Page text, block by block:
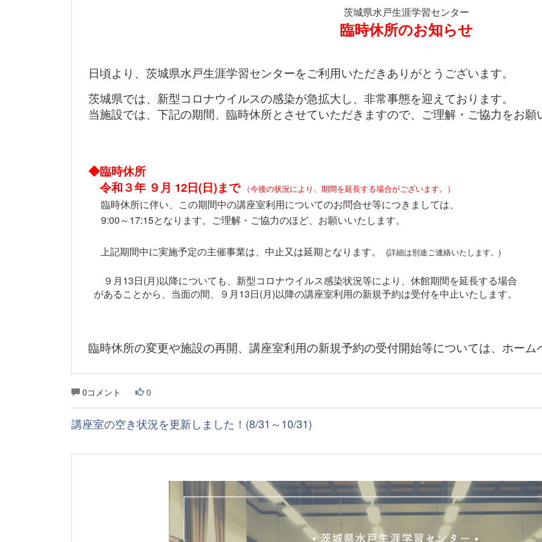
茨城県水戸生涯学習センター
臨時休所のお知らせ
日頃より、茨城県水戸生涯学習センターをご利用いただきありがとうございます。
茨城県では、新型コロナウイルスの感染が急拡大し、非常事態を迎えております。
当施設では、下記の期間、臨時休所とさせていただきますので、ご理解・ご協力をお願
◆臨時休所
令和３年 ９月 12日(日)まで（今後の状況により、期間を延長する場合がございます。）
臨時休所に伴い、この期間中の講座室利用についてのお問合せ等につきましては、
9:00～17:15となります。ご理解・ご協力のほど、お願いいたします。
上記期間中に実施予定の主催事業は、中止又は延期となります。 (詳細は別途ご連絡いたします。)
９月13日(月)以降についても、新型コロナウイルス感染状況等により、休館期間を延長する場合
があることから、当面の間、９月13日(月)以降の講座室利用の新規予約は受付を中止いたします。
臨時休所の変更や施設の再開、講座室利用の新規予約の受付開始等については、ホーム
0コメント 0
講座室の空き状況を更新しました！(8/31～10/31)